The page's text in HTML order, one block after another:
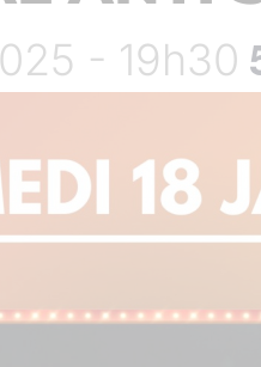
- 19h30